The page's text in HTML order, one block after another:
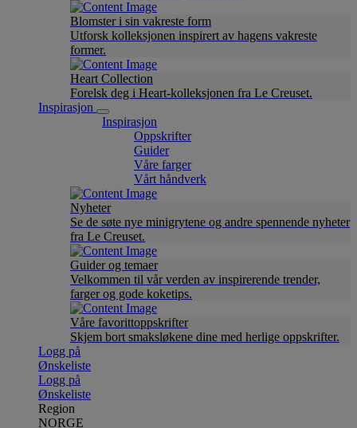
Blomster i sin vakreste form
Utforsk kolleksjonen inspirert av hagens vakreste
former.
Heart Collection
Forelsk deg i Heart-kolleksjonen fra Le Creuset.
Inspirasjon
Inspirasjon
Oppskrifter
Guider
Våre farger
Vårt håndverk
Nyheter
Se de søte nye minigrytene og andre spennende nyheter
fra Le Creuset.
Guider og temaer
Velkommen til vår verden av inspirerende trender,
farger og gode koketips.
Våre favorittoppskrifter
Skjem bort smaksløkene dine med herlige oppskrifter.
Logg på
Ønskeliste
Logg på
Ønskeliste
Region
NORGE